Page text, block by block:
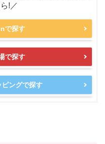
!／
で探す
で探す
ングで探す